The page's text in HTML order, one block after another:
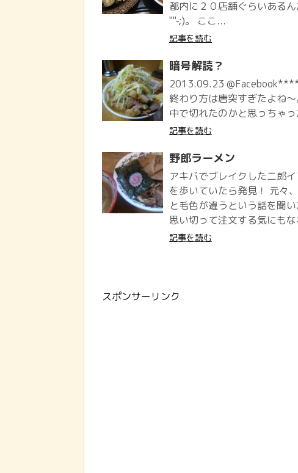
都内に２０店舗ぐらいある
""-;)。 ここ...
記事を読む
暗号解読？
2013.09.23
終わり方は唐突すぎたよね
中で切れたのかと思っちゃ
記事を読む
野郎ラーメン
アキバでブレイクした二郎
を歩いていたら発見！ 元々
と毛色が違うという話を聞
思い切って注文する気にも
記事を読む
スポンサーリンク